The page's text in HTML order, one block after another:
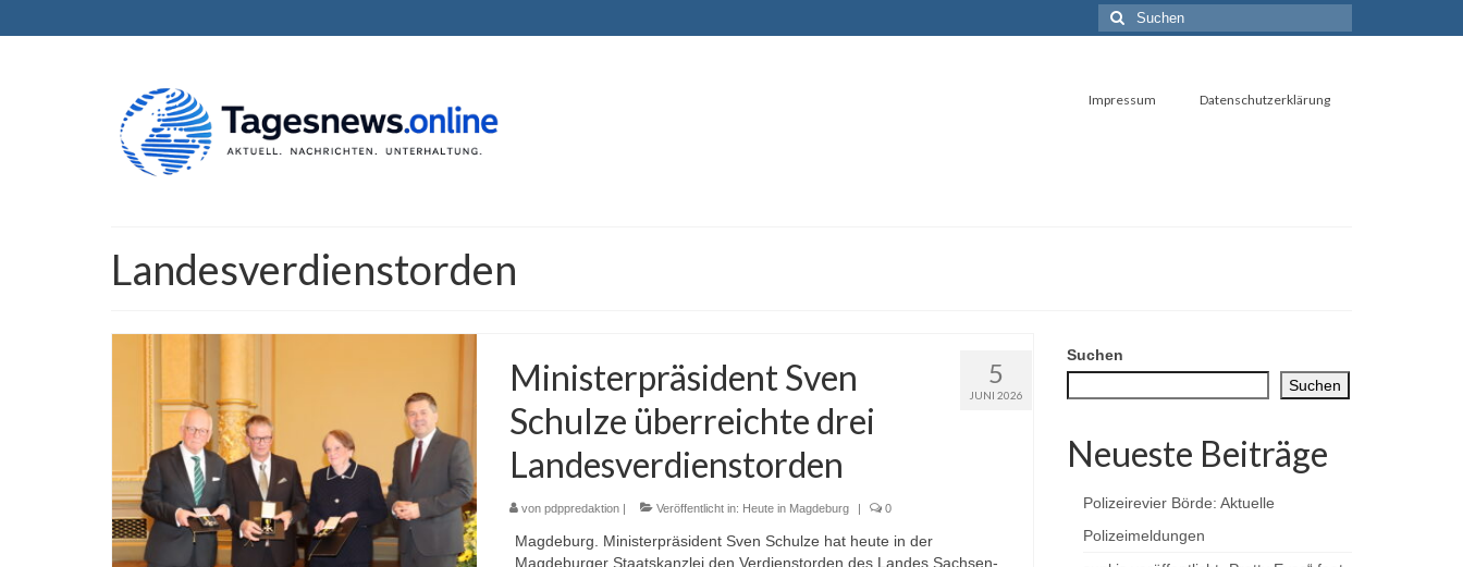
Suchen
nach:
Impressum Datenschutzerklärung
Landesverdienstorden
5
JUNI 2026
Ministerpräsident Sven
Schulze überreichte drei
Landesverdienstorden
von pdppredaktion| Veröffentlicht in: Heute in Magdeburg | 0
Magdeburg. Ministerpräsident Sven Schulze hat heute in der
Magdeburger Staatskanzlei den Verdienstorden des Landes Sachsen-
Suchen
Suchen
Neueste Beiträge
Polizeirevier Börde: Aktuelle
Polizeimeldungen